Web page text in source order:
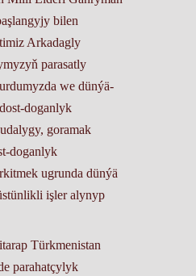
bilen
Arkadagly
parasatly
we dünýä-
doganlyk
goramak
doganlyk
ugrunda dünýä
işler alynyp
Türkmenistan
parahatçylyk